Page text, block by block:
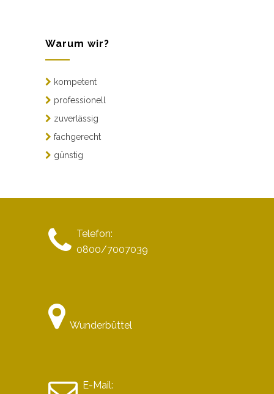
Warum wir?
kompetent
professionell
zuverlässig
fachgerecht
günstig
Telefon:
0800/7007039
Wunderbüttel
E-Mail: